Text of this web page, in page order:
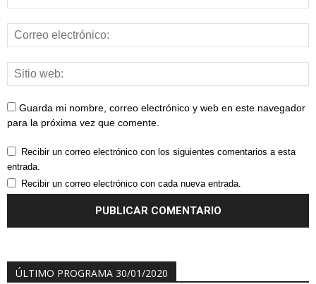
Guarda mi nombre, correo electrónico y web en este navegador
para la próxima vez que comente.
Recibir un correo electrónico con los siguientes comentarios a esta
entrada.
Recibir un correo electrónico con cada nueva entrada.
ÚLTIMO PROGRAMA 30/01/2020